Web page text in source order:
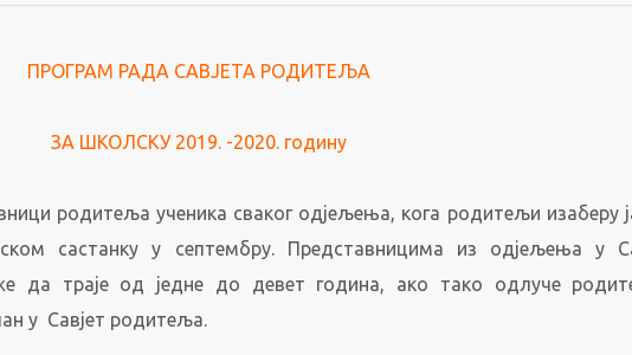
ПРОГРАМ РАДА САВЈЕТА РОДИТЕЉА
ЗА ШКОЛСКУ 2019. -2020. годину
родитеља ученика сваког одјељења, кога родитељи изаберу
састанку у септембру. Представницима из одјељења у
да траје од једне до девет година, ако тако одлуче
у Савјет родитеља.